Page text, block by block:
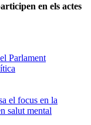
en els actes
Parlament
el focus en la
salut mental